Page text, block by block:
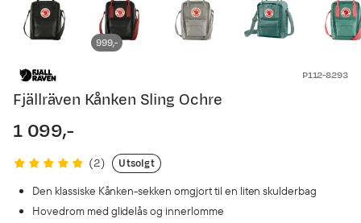
999,-
P112-8293
Fjällräven Kånken Sling Ochre
price
1 099,-
(2)
Utsolgt
Den klassiske Kånken-sekken omgjort til en liten skulderbag
Hovedrom med glidelås og innerlomme